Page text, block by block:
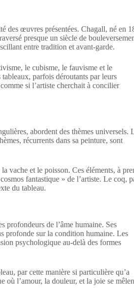
des œuvres présentées. Chagall, né en
presque un siècle de
entre tradition et avant-garde.
le cubisme, le fauvisme et le
parfois déroutants par leurs
si l’artiste cherchait à concilier
abordent des thèmes universels.
récurrents dans sa peinture, sont
vache et le poisson. Ces éléments, à
fantastique » de l’artiste. Le coq,
du tableau.
profondeurs de l’âme humaine. Ses
profonde sur la condition humaine. Les
psychologique au-delà des formes
par cette manière si particulière qu’a
où l’amour, la douleur, et la joie se